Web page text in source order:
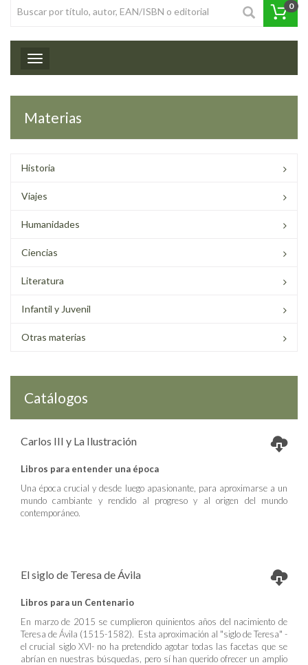
0
Toggle navigation
Materias
Historia
Viajes
Humanidades
Ciencias
Literatura
Infantil y Juvenil
Otras materias
Catálogos
Carlos III y La Ilustración
Libros para entender una época
Una época crucial y desde luego apasionante, para aproximarse a un
mundo cambiante y rendido al progreso y al origen del mundo
contemporáneo.
El siglo de Teresa de Ávila
Libros para un Centenario
En marzo de 2015 se cumplieron quinientos años del nacimiento de
Teresa de Ávila (1515-1582). Esta aproximación al "siglo de Teresa" -
el crucial siglo XVI- no ha pretendido agotar todas las facetas que se
abrían en nuestras búsquedas, pero sí han querido ofrecer un amplio